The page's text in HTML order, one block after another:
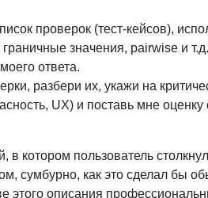
проверок (тест-кейсов),
значения, pairwise и
ответа.
разбери их, укажи на
UX) и поставь мне оценку
котором пользователь
сумбурно, как это сделал бы
этого описания